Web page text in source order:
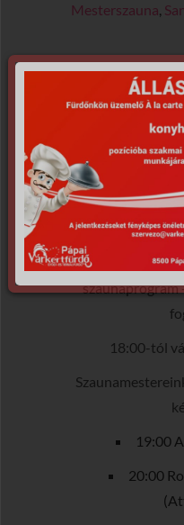
Mesterszauna,
5000Ft/
szaunaprogram
18:00-tól
19:00
20:00